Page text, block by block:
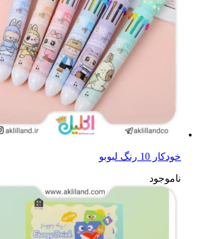
خودکار 10 رنگ لبوبو
ناموجود